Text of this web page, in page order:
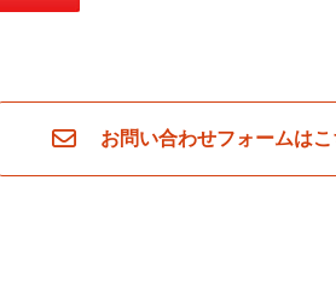
お問い合わせフォームはこ